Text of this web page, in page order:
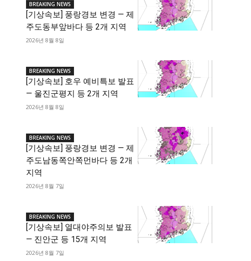
BREAKING NEWS
[기상속보] 풍랑경보 변경 — 제
주도동부앞바다 등 2개 지역
2026년 8월 8일
BREAKING NEWS
[기상속보] 호우 예비특보 발표
— 울진군평지 등 2개 지역
2026년 8월 8일
BREAKING NEWS
[기상속보] 풍랑경보 변경 — 제
주도남동쪽안쪽먼바다 등 2개
지역
2026년 8월 7일
BREAKING NEWS
[기상속보] 열대야주의보 발표
— 진안군 등 15개 지역
2026년 8월 7일